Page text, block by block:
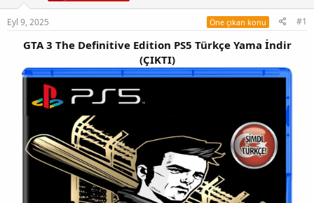
Eyl 9, 2025 Öne çıkan konu #1
GTA 3 The Definitive Edition PS5 Türkçe Yama İndir
(ÇIKTI)